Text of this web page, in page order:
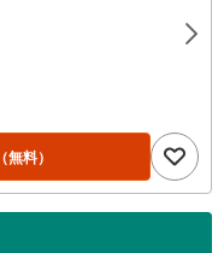
（無料）